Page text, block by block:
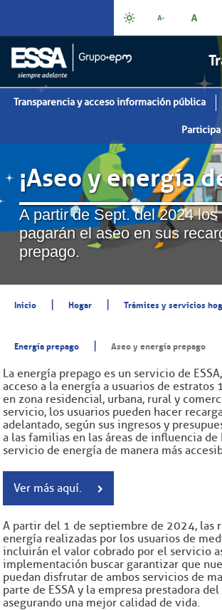
Transparencia y acceso información pública
Participa
¡Aseo y energía
A partir de Sept. del 2024
pagarán el aseo en sus
prepago.
Inicio | Hogar | Trámites y servicios
Energía prepago | Aseo y energía prepago
La energía prepago es un servicio de
acceso a la energía a usuarios de estratos
en zona residencial, urbana, rural y
servicio, los usuarios pueden hacer
adelantado, según sus ingresos y
a las familias en las áreas de influencia de
servicio de energía de manera más
Ver más aquí.
A partir del 1 de septiembre de 2024, las
energía realizadas por los usuarios de
incluirán el valor cobrado por el servicio
implementación buscar garantizar que
puedan disfrutar de ambos servicios de
parte de ESSA y la empresa prestadora
asegurando una mejor calidad de vida.